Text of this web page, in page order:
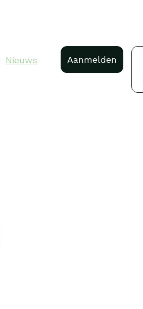
Nieuws Aanmelden